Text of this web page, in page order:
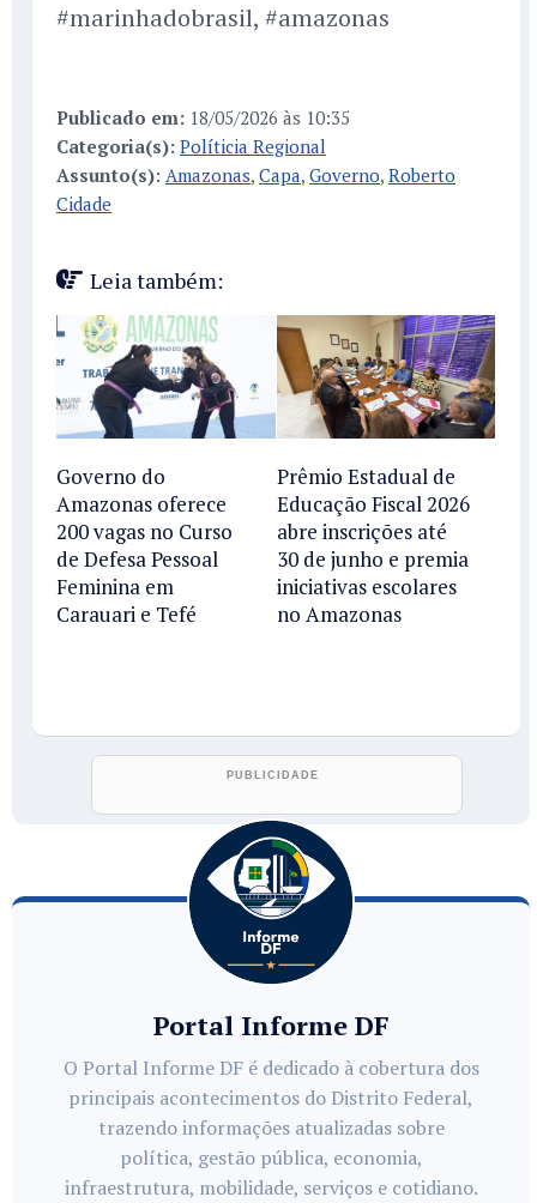
#marinhadobrasil, #amazonas
Publicado em: 18/05/2026 às 10:35
Categoria(s): Políticia Regional
Assunto(s): Amazonas, Capa, Governo, Roberto
Cidade
Leia também:
Governo do
Amazonas oferece
200 vagas no Curso
de Defesa Pessoal
Feminina em
Carauari e Tefé
Prêmio Estadual de
Educação Fiscal 2026
abre inscrições até
30 de junho e premia
iniciativas escolares
no Amazonas
Portal Informe DF
O Portal Informe DF é dedicado à cobertura dos
principais acontecimentos do Distrito Federal,
trazendo informações atualizadas sobre
política, gestão pública, economia,
infraestrutura, mobilidade, serviços e cotidiano.